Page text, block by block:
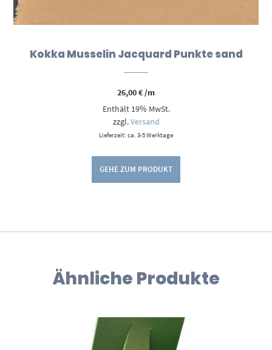
Kokka Musselin Jacquard Punkte sand
26,00€/m
Enthält 19% MwSt.
zzgl.Versand
Lieferzeit: ca. 3-5 Werktage
GEHE ZUM PRODUKT
Ähnliche Produkte